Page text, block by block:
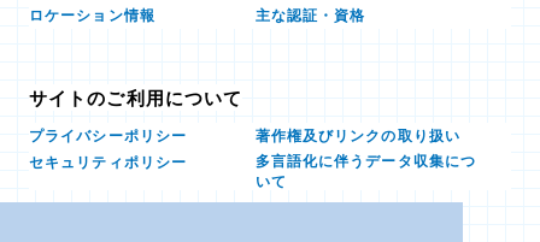
ロケーション情報
主な認証・資格
サイトのご利用について
プライバシーポリシー
著作権及びリンクの取り扱い
セキュリティポリシー
多言語化に伴うデータ収集につ
いて